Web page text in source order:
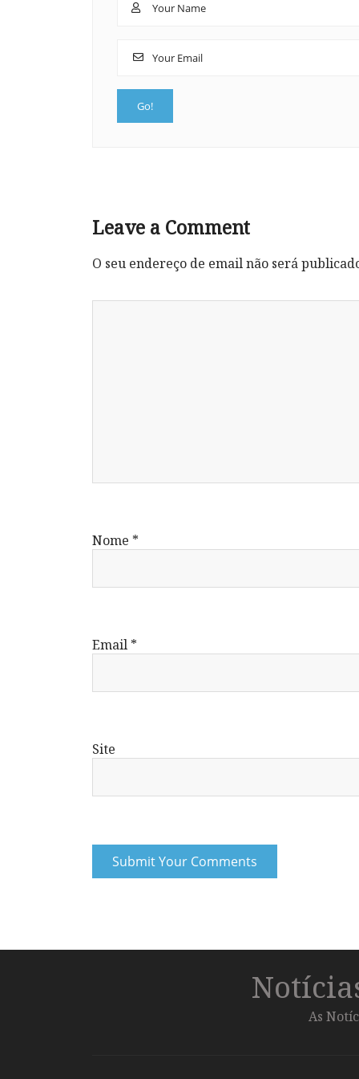
Leave a Comment
O seu endereço de email não será
Nome *
Email *
Site
As